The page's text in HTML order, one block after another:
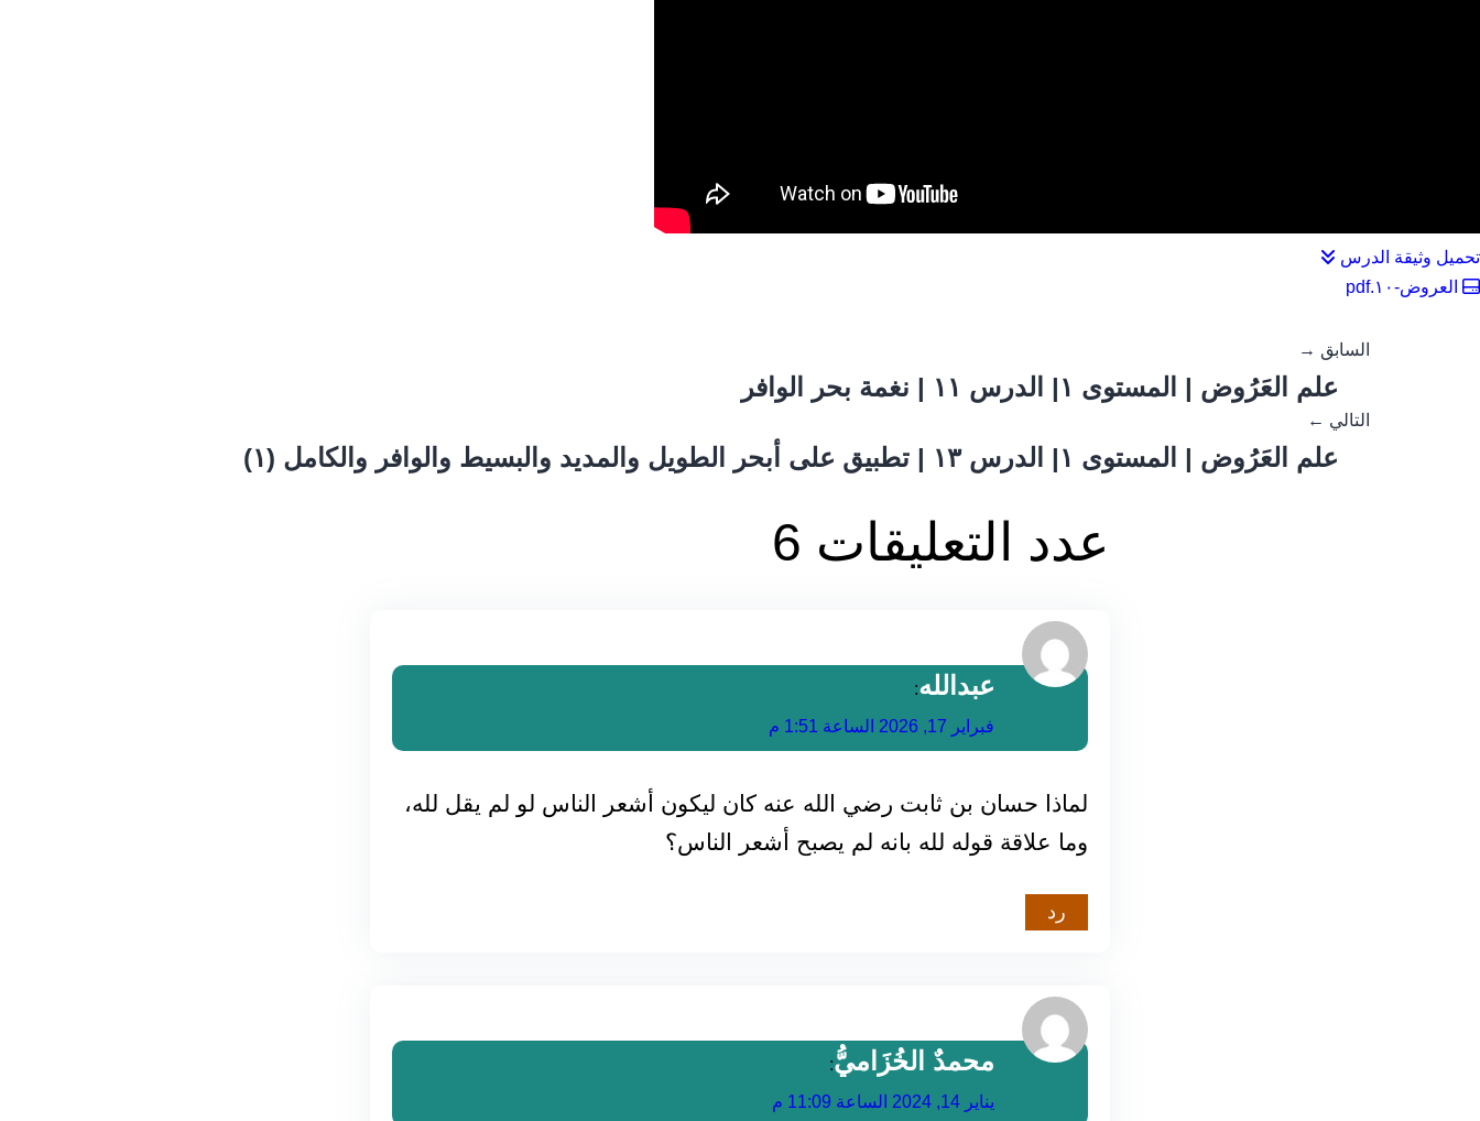
تحميل وثيقة الدرس
العروض-١٠.pdf
السابق →
علم العَرُوض | المستوى ١| الدرس ١١ | نغمة بحر الوافر
التالي ←
علم العَرُوض | المستوى ١| الدرس ١٣ | تطبيق على أبحر الطويل والمديد والبسيط والوافر والكامل (١)
عدد التعليقات 6
عبدالله:
فبراير 17, 2026 الساعة 1:51 م
لماذا حسان بن ثابت رضي الله عنه كان ليكون أشعر الناس لو لم يقل لله،
وما علاقة قوله لله بانه لم يصبح أشعر الناس؟
رد
محمدٌ الخُزَاميُّ:
يناير 14, 2024 الساعة 11:09 م